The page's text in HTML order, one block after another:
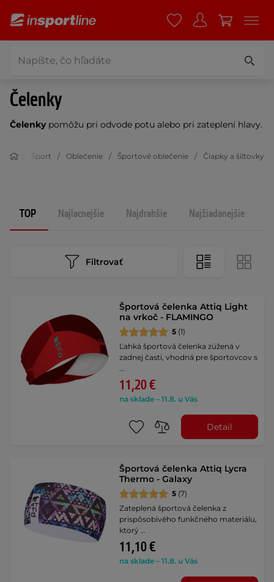
Čelenky
Čelenkypomôžu pri odvode potu alebo pri zateplení hlavy.
Šport Oblečenie Športové oblečenie Čiapky a šiltovky
TOP Najlacnejšie Najdrahšie Najžiadanejšie
Filtrovať
Športová čelenka Attiq Light
na vrkoč - FLAMINGO
5 (1)
Ľahká športová čelenka zúžená v
zadnej časti, vhodná pre športovcov s
…
11,20 €
na sklade – 11.8. u Vás
Detail
Športová čelenka Attiq Lycra
Thermo - Galaxy
5 (7)
Zateplená športová čelenka z
prispôsobivého funkčného materiálu,
ktorý …
11,10 €
na sklade – 11.8. u Vás